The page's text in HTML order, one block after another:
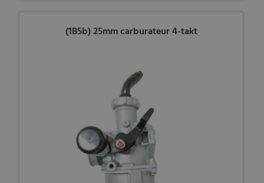
(1B5b) 25mm carburateur 4-takt